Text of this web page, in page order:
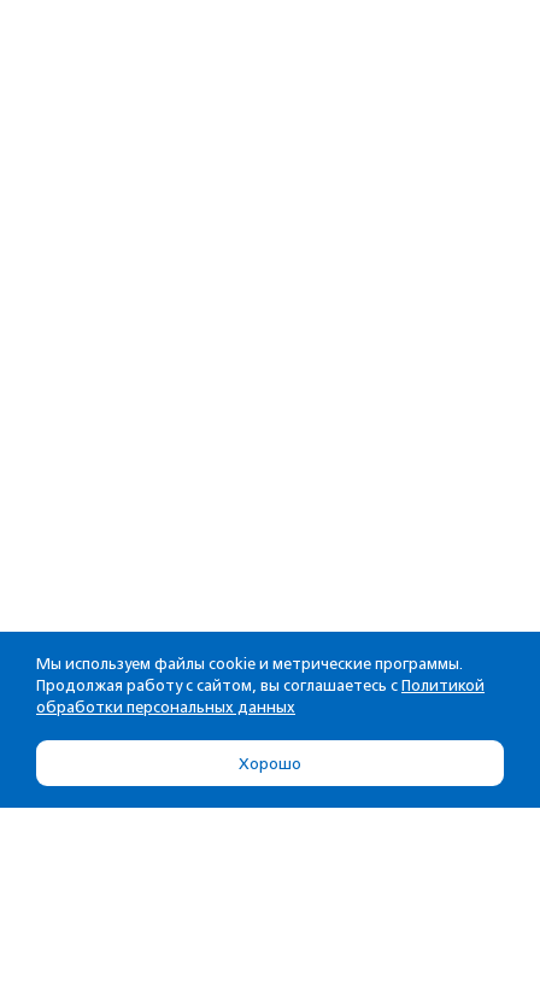
Мы используем файлы cookie и метрические программы.
Продолжая работу с сайтом, вы соглашаетесь с Политикой
обработки персональных данных
Хорошо